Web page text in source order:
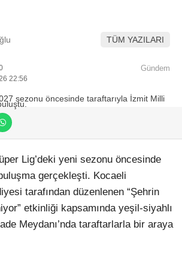
TÜM YAZILARI
22:56
Gündem
Lig’deki yeni sezonu öncesinde
gerçekleşti. Kocaeli
tarafından düzenlenen “Şehrin
etkinliği kapsamında yeşil-siyahlı
Meydanı’nda taraftarlarla bir araya